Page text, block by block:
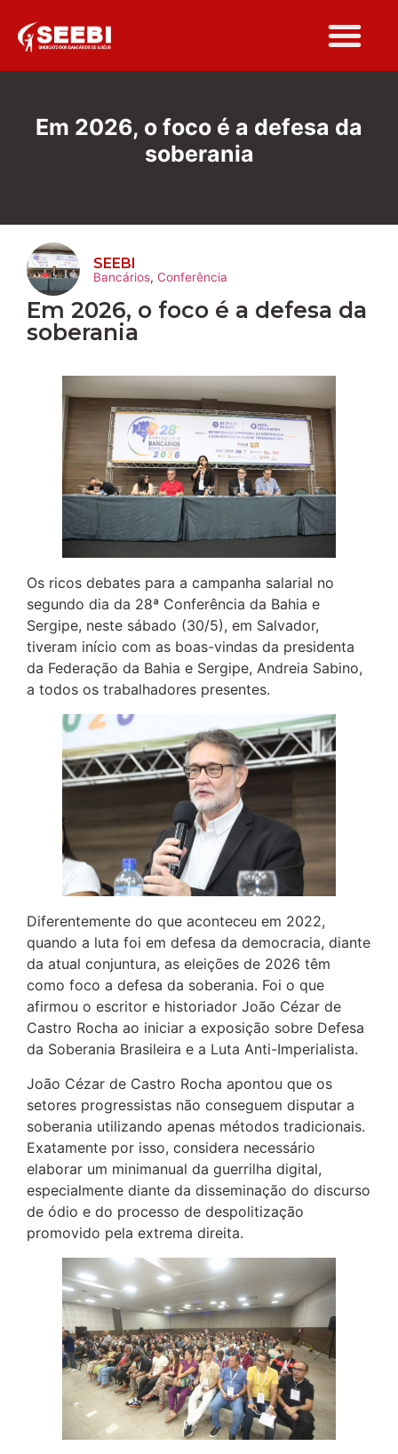
Em 2026, o foco é a defesa da
soberania
SEEBI
Bancários, Conferência
Em 2026, o foco é a defesa da
soberania
Os ricos debates para a campanha salarial no
segundo dia da 28ª Conferência da Bahia e
Sergipe, neste sábado (30/5), em Salvador,
tiveram início com as boas-vindas da presidenta
da Federação da Bahia e Sergipe, Andreia Sabino,
a todos os trabalhadores presentes.
Diferentemente do que aconteceu em 2022,
quando a luta foi em defesa da democracia, diante
da atual conjuntura, as eleições de 2026 têm
como foco a defesa da soberania. Foi o que
afirmou o escritor e historiador João Cézar de
Castro Rocha ao iniciar a exposição sobre Defesa
da Soberania Brasileira e a Luta Anti-Imperialista.
João Cézar de Castro Rocha apontou que os
setores progressistas não conseguem disputar a
soberania utilizando apenas métodos tradicionais.
Exatamente por isso, considera necessário
elaborar um minimanual da guerrilha digital,
especialmente diante da disseminação do discurso
de ódio e do processo de despolitização
promovido pela extrema direita.